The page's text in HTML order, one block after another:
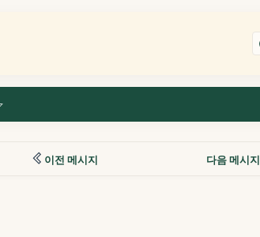
이전 메시지 다음 메시지